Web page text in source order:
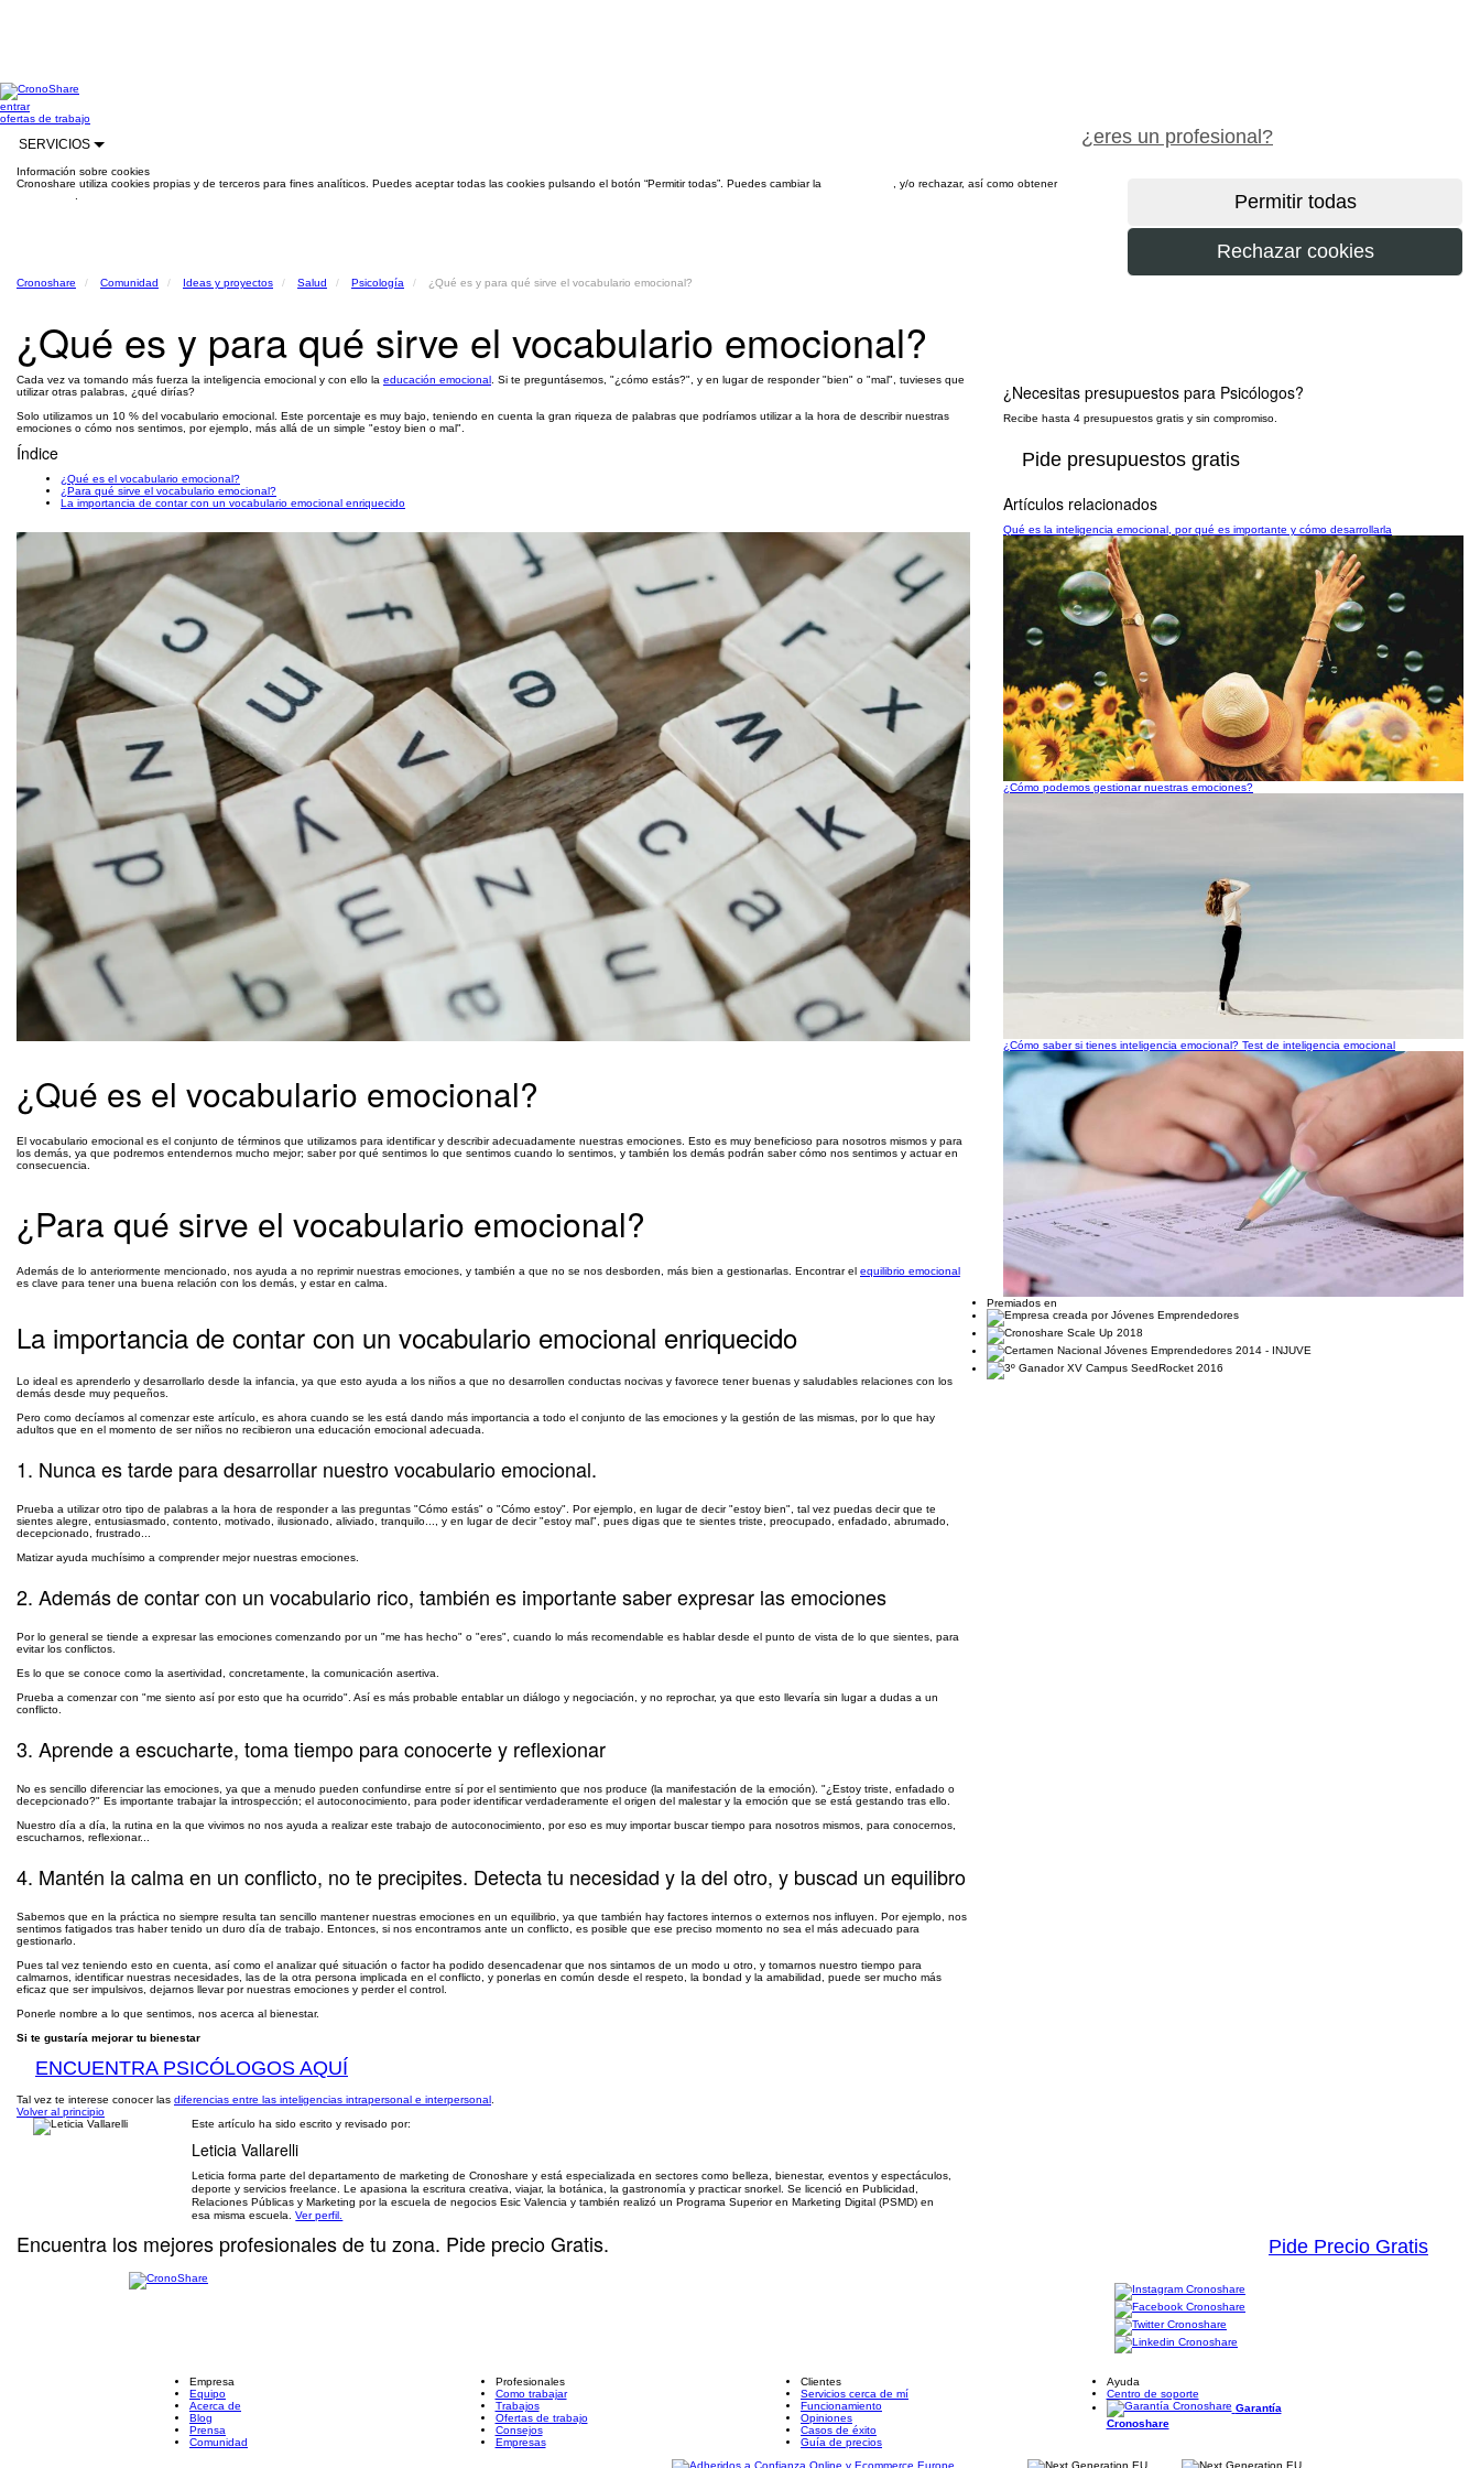
entrar
¿eres un profesional?
ofertas de trabajo
SERVICIOS
Información sobre cookies
Cronoshare utiliza cookies propias y de terceros para fines analíticos. Puedes aceptar todas las cookies pulsando el botón “Permitir todas”. Puedes cambiar la
, y/o rechazar, así como obtener
Cronoshare Comunidad Ideas y proyectos Salud Psicología ¿Qué es y para qué sirve el vocabulario emocional?
¿Qué es y para qué sirve el vocabulario emocional?
Cada vez va tomando más fuerza la inteligencia emocional y con ello la educación emocional . Si te preguntásemos, "¿cómo estás?", y en lugar de responder "bien" o "mal", tuvieses que
utilizar otras palabras, ¿qué dirías?
Solo utilizamos un 10 % del vocabulario emocional. Este porcentaje es muy bajo, teniendo en cuenta la gran riqueza de palabras que podríamos utilizar a la hora de describir nuestras
emociones o cómo nos sentimos, por ejemplo, más allá de un simple "estoy bien o mal".
Índice
¿Qué es el vocabulario emocional?
¿Para qué sirve el vocabulario emocional?
La importancia de contar con un vocabulario emocional enriquecido
¿Qué es el vocabulario emocional?
El vocabulario emocional es el conjunto de términos que utilizamos para identificar y describir adecuadamente nuestras emociones. Esto es muy beneficioso para nosotros mismos y para
los demás, ya que podremos entendernos mucho mejor; saber por qué sentimos lo que sentimos cuando lo sentimos, y también los demás podrán saber cómo nos sentimos y actuar en
consecuencia.
¿Para qué sirve el vocabulario emocional?
Además de lo anteriormente mencionado, nos ayuda a no reprimir nuestras emociones, y también a que no se nos desborden, más bien a gestionarlas. Encontrar el equilibrio emocional
es clave para tener una buena relación con los demás, y estar en calma.
La importancia de contar con un vocabulario emocional enriquecido
Lo ideal es aprenderlo y desarrollarlo desde la infancia, ya que esto ayuda a los niños a que no desarrollen conductas nocivas y favorece tener buenas y saludables relaciones con los
demás desde muy pequeños.
Pero como decíamos al comenzar este artículo, es ahora cuando se les está dando más importancia a todo el conjunto de las emociones y la gestión de las mismas, por lo que hay
adultos que en el momento de ser niños no recibieron una educación emocional adecuada.
1. Nunca es tarde para desarrollar nuestro vocabulario emocional.
Prueba a utilizar otro tipo de palabras a la hora de responder a las preguntas "Cómo estás" o "Cómo estoy". Por ejemplo, en lugar de decir "estoy bien", tal vez puedas decir que te
sientes alegre, entusiasmado, contento, motivado, ilusionado, aliviado, tranquilo..., y en lugar de decir "estoy mal", pues digas que te sientes triste, preocupado, enfadado, abrumado,
decepcionado, frustrado...
Matizar ayuda muchísimo a comprender mejor nuestras emociones.
2. Además de contar con un vocabulario rico, también es importante saber expresar las emociones
Por lo general se tiende a expresar las emociones comenzando por un "me has hecho" o "eres", cuando lo más recomendable es hablar desde el punto de vista de lo que sientes, para
evitar los conflictos.
Es lo que se conoce como la asertividad, concretamente, la comunicación asertiva.
Prueba a comenzar con "me siento así por esto que ha ocurrido". Así es más probable entablar un diálogo y negociación, y no reprochar, ya que esto llevaría sin lugar a dudas a un
conflicto.
3. Aprende a escucharte, toma tiempo para conocerte y reflexionar
No es sencillo diferenciar las emociones, ya que a menudo pueden confundirse entre sí por el sentimiento que nos produce (la manifestación de la emoción). "¿Estoy triste, enfadado o
decepcionado?" Es importante trabajar la introspección; el autoconocimiento, para poder identificar verdaderamente el origen del malestar y la emoción que se está gestando tras ello.
Nuestro día a día, la rutina en la que vivimos no nos ayuda a realizar este trabajo de autoconocimiento, por eso es muy importar buscar tiempo para nosotros mismos, para conocernos,
escucharnos, reflexionar...
4. Mantén la calma en un conflicto, no te precipites. Detecta tu necesidad y la del otro, y buscad un equilibro
Sabemos que en la práctica no siempre resulta tan sencillo mantener nuestras emociones en un equilibrio, ya que también hay factores internos o externos nos influyen. Por ejemplo, nos
sentimos fatigados tras haber tenido un duro día de trabajo. Entonces, si nos encontramos ante un conflicto, es posible que ese preciso momento no sea el más adecuado para
gestionarlo.
Pues tal vez teniendo esto en cuenta, así como el analizar qué situación o factor ha podido desencadenar que nos sintamos de un modo u otro, y tomarnos nuestro tiempo para
calmarnos, identificar nuestras necesidades, las de la otra persona implicada en el conflicto, y ponerlas en común desde el respeto, la bondad y la amabilidad, puede ser mucho más
eficaz que ser impulsivos, dejarnos llevar por nuestras emociones y perder el control.
Ponerle nombre a lo que sentimos, nos acerca al bienestar.
Si te gustaría mejorar tu bienestar
ENCUENTRA PSICÓLOGOS AQUÍ
Tal vez te interese conocer las diferencias entre las inteligencias intrapersonal e interpersonal
Volver al principio
Este artículo ha sido escrito y revisado por:
Leticia Vallarelli
Leticia forma parte del departamento de marketing de Cronoshare y está especializada en sectores como belleza, bienestar, eventos y espectáculos,
deporte y servicios freelance. Le apasiona la escritura creativa, viajar, la botánica, la gastronomía y practicar snorkel. Se licenció en Publicidad,
Relaciones Públicas y Marketing por la escuela de negocios Esic Valencia y también realizó un Programa Superior en Marketing Digital (PSMD) en
esa misma escuela.Ver perfil.
¿Necesitas presupuestos para Psicólogos?
Recibe hasta 4 presupuestos gratis y sin compromiso.
Pide presupuestos gratis
Artículos relacionados
Qué es la inteligencia emocional, por qué es importante y cómo desarrollarla
¿Cómo podemos gestionar nuestras emociones?
¿Cómo saber si tienes inteligencia emocional? Test de inteligencia emocional
Encuentra los mejores profesionales de tu zona. Pide precio Gratis. Pide Precio Gratis
Premiados en
Empresa
Equipo
Acerca de
Blog
Prensa
Comunidad
Profesionales
Como trabajar
Trabajos
Ofertas de trabajo
Consejos
Empresas
Clientes
Servicios cerca de mí
Funcionamiento
Opiniones
Casos de éxito
Guía de precios
Ayuda
Centro de soporte
Garantía
Cronoshare